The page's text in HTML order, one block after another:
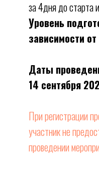
за 4дня до старта
Уровень
зависимости
Даты
14 сентября
При регистрации
участник не
проведении